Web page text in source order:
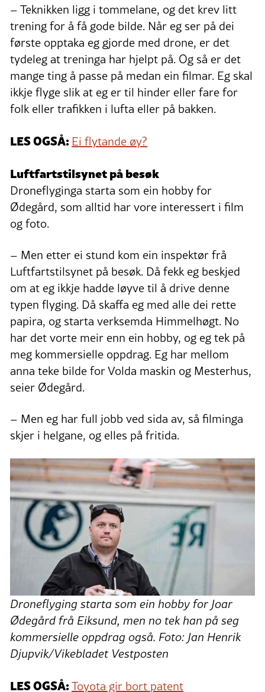
– Teknikken ligg i tommelane, og det krev litt
trening for å få gode bilde. Når eg ser på dei
første opptaka eg gjorde med drone, er det
tydeleg at treninga har hjelpt på. Og så er det
mange ting å passe på medan ein filmar. Eg skal
ikkje flyge slik at eg er til hinder eller fare for
folk eller trafikken i lufta eller på bakken.
LES OGSÅ: Ei flytande øy?
Luftfartstilsynet på besøk
Droneflyginga starta som ein hobby for
Ødegård, som alltid har vore interessert i film
og foto.
– Men etter ei stund kom ein inspektør frå
Luftfartstilsynet på besøk. Då fekk eg beskjed
om at eg ikkje hadde løyve til å drive denne
typen flyging. Då skaffa eg med alle dei rette
papira, og starta verksemda Himmelhøgt. No
har det vorte meir enn ein hobby, og eg tek på
meg kommersielle oppdrag. Eg har mellom
anna teke bilde for Volda maskin og Mesterhus,
seier Ødegård.
– Men eg har full jobb ved sida av, så filminga
skjer i helgane, og elles på fritida.
Droneflyging starta som ein hobby for Joar
Ødegård frå Eiksund, men no tek han på seg
kommersielle oppdrag også. Foto: Jan Henrik
Djupvik/Vikebladet Vestposten
LES OGSÅ:Toyota gir bort patent